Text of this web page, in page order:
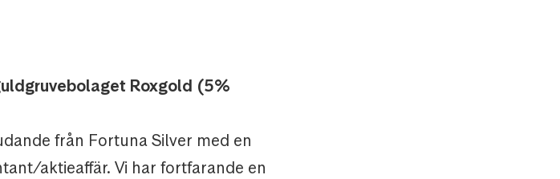
Roxgold (5%
från Fortuna Silver med en
aktieaffär. Vi har fortfarande en